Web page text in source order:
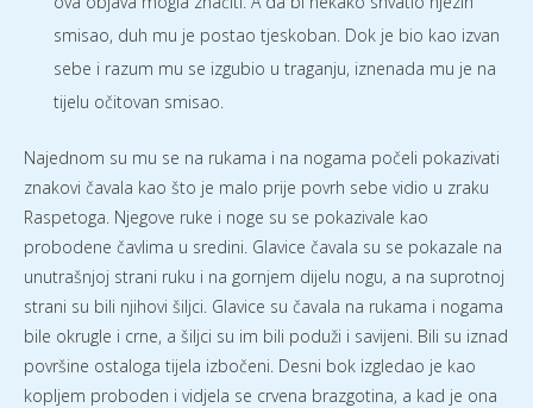
smisao, duh mu je postao tjeskoban. Dok je bio kao izvan
sebe i razum mu se izgubio u traganju, iznenada mu je na
tijelu očitovan smisao.
Najednom su mu se na rukama i na nogama počeli pokazivati
znakovi čavala kao što je malo prije povrh sebe vidio u zraku
Raspetoga. Njegove ruke i noge su se pokazivale kao
probodene čavlima u sredini. Glavice čavala su se pokazale na
unutrašnjoj strani ruku i na gornjem dijelu nogu, a na suprotnoj
strani su bili njihovi šiljci. Glavice su čavala na rukama i nogama
bile okrugle i crne, a šiljci su im bili poduži i savijeni. Bili su iznad
površine ostaloga tijela izbočeni. Desni bok izgledao je kao
kopljem proboden i vidjela se crvena brazgotina, a kad je ona